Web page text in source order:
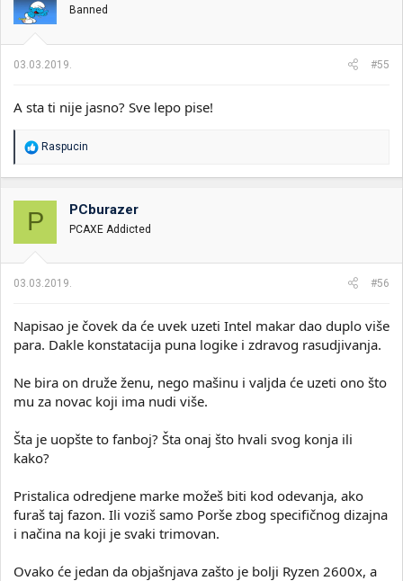
Banned
03.03.2019. #55
A sta ti nije jasno? Sve lepo pise!
R
o
v
n
:
Raspucin
P PCburazer
PCAXE Addicted
03.03.2019. #56
Napisao je čovek da će uvek uzeti Intel makar dao duplo više
para. Dakle konstatacija puna logike i zdravog rasudjivanja.
Ne bira on druže ženu, nego mašinu i valjda će uzeti ono što
mu za novac koji ima nudi više.
Šta je uopšte to fanboj? Šta onaj što hvali svog konja ili
kako?
Pristalica odredjene marke možeš biti kod odevanja, ako
furaš taj fazon. Ili voziš samo Porše zbog specifičnog dizajna
i načina na koji je svaki trimovan.
Ovako će jedan da objašnjava zašto je bolji Ryzen 2600x, a